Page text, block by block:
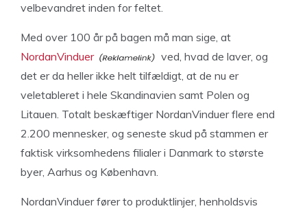
velbevandret inden for feltet.
Med over 100 år på bagen må man sige, at
NordanVinduer
ved, hvad de laver, og
det er da heller ikke helt tilfældigt, at de nu er
veletableret i hele Skandinavien samt Polen og
Litauen. Totalt beskæftiger NordanVinduer flere end
2.200 mennesker, og seneste skud på stammen er
faktisk virksomhedens filialer i Danmark to største
byer, Aarhus og København.
NordanVinduer fører to produktlinjer, henholdsvis